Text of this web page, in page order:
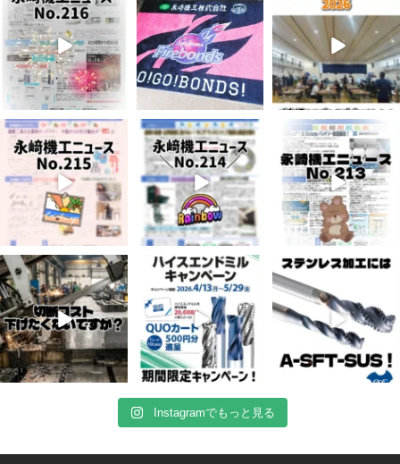
3 0 7 0 6
7月 3
5 0
6月 3
8 0
5月 13
5 0
4月 20
10 0
4月 16
10 0
4月 13
Instagramでもっと見る